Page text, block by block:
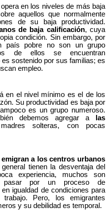
en los niveles de más baja
aquellos que normalmente
de su baja productividad.
de baja calificación, cuya
condición. Sin embargo, por
país pobre no son un grupo
de ellos se encuentran
sostenido por sus familias; es
empleo.
en el nivel mínimo es el de los
Su productividad es baja por
es un grupo numeroso.
debemos agregar a las
solteras, con pocas
a los centros urbanos
general tienen la desventaja del
experiencia, muchos son
pasar por un proceso de
igualdad de condiciones para
Pero, los emigrantes
y su debilidad es temporal.